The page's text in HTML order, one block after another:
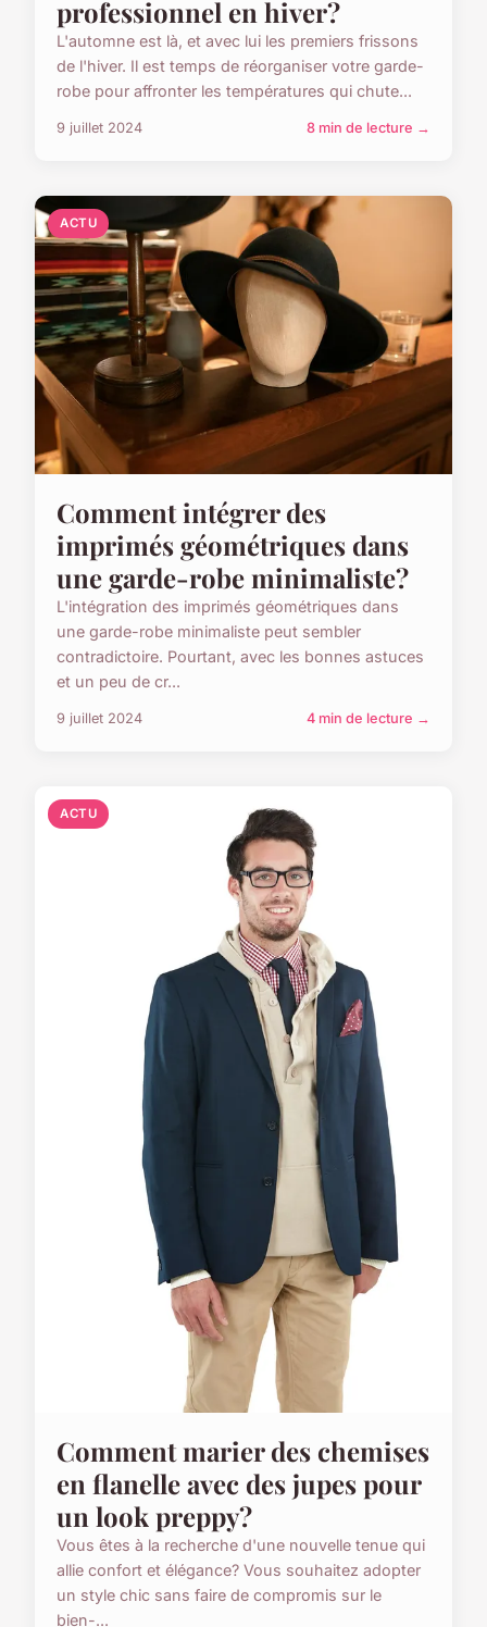
professionnel en hiver?
L'automne est là, et avec lui les premiers frissons
de l'hiver. Il est temps de réorganiser votre garde-
robe pour affronter les températures qui chute...
9 juillet 2024 8 min de lecture →
ACTU
Comment intégrer des
imprimés géométriques dans
une garde-robe minimaliste?
L'intégration des imprimés géométriques dans
une garde-robe minimaliste peut sembler
contradictoire. Pourtant, avec les bonnes astuces
et un peu de cr...
9 juillet 2024 4 min de lecture →
ACTU
Comment marier des chemises
en flanelle avec des jupes pour
un look preppy?
Vous êtes à la recherche d'une nouvelle tenue qui
allie confort et élégance? Vous souhaitez adopter
un style chic sans faire de compromis sur le
bien-...